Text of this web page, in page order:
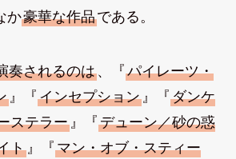
か豪華な作品である。
奏されるのは、『パイレーツ・
』『インセプション』『ダンケ
ステラー』『デューン／砂の惑
ト』『マン・オブ・スティー